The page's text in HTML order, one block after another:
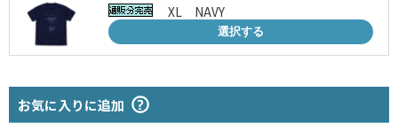
XL NAVY
選択する
お気に入りに追加